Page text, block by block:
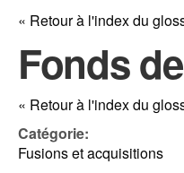
« Retour à l'index du
Fonds
« Retour à l'index du
Catégorie:
Fusions et acquisitions